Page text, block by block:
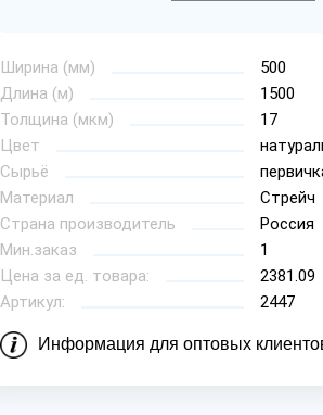
Ширина (мм)
500
Длина (м)
1500
Толщина (мкм)
17
Цвет
Сырьё
Материал
Стрейч
Страна производитель
Россия
Мин.заказ
1
Цена за ед. товара:
2381.09
Артикул:
2447
Информация для оптовых